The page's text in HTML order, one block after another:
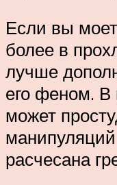
Если вы
более в
лучше
его феном. В
может
расчесана